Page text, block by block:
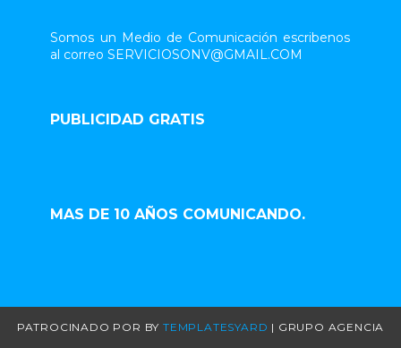
Somos un Medio de Comunicación escribenos
al correo SERVICIOSONV@GMAIL.COM
PUBLICIDAD GRATIS
MAS DE 10 AÑOS COMUNICANDO.
PATROCINADO POR BY TEMPLATESYARD | GRUPO AGENCIA